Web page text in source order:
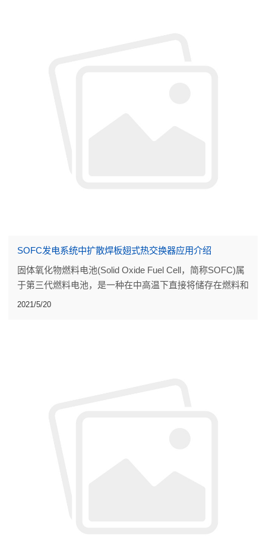
SOFC发电系统中扩散焊板翅式热交换器应用介绍
固体氧化物燃料电池(Solid Oxide Fuel Cell，简称SOFC)属
于第三代燃料电池，是一种在中高温下直接将储存在燃料和
氧化剂中的化学能高效、环境友好地转化成电能的全固态化
2021/5/20